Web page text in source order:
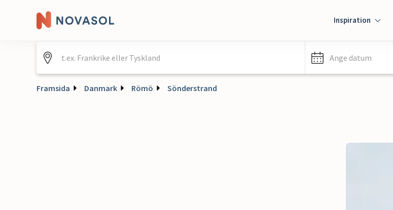
Inspiration
Ange datum
Framsida Danmark Römö Sönderstrand